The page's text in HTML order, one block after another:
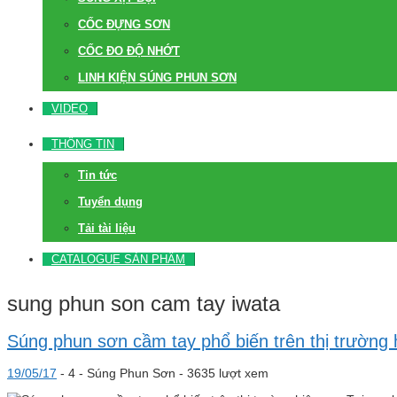
CỐC ĐỰNG SƠN
CỐC ĐO ĐỘ NHỚT
LINH KIỆN SÚNG PHUN SƠN
VIDEO
THÔNG TIN
Tin tức
Tuyển dụng
Tải tài liệu
CATALOGUE SẢN PHẨM
sung phun son cam tay iwata
Súng phun sơn cầm tay phổ biến trên thị trường
19/05/17 - 4 - Súng Phun Sơn - 3635 lượt xem